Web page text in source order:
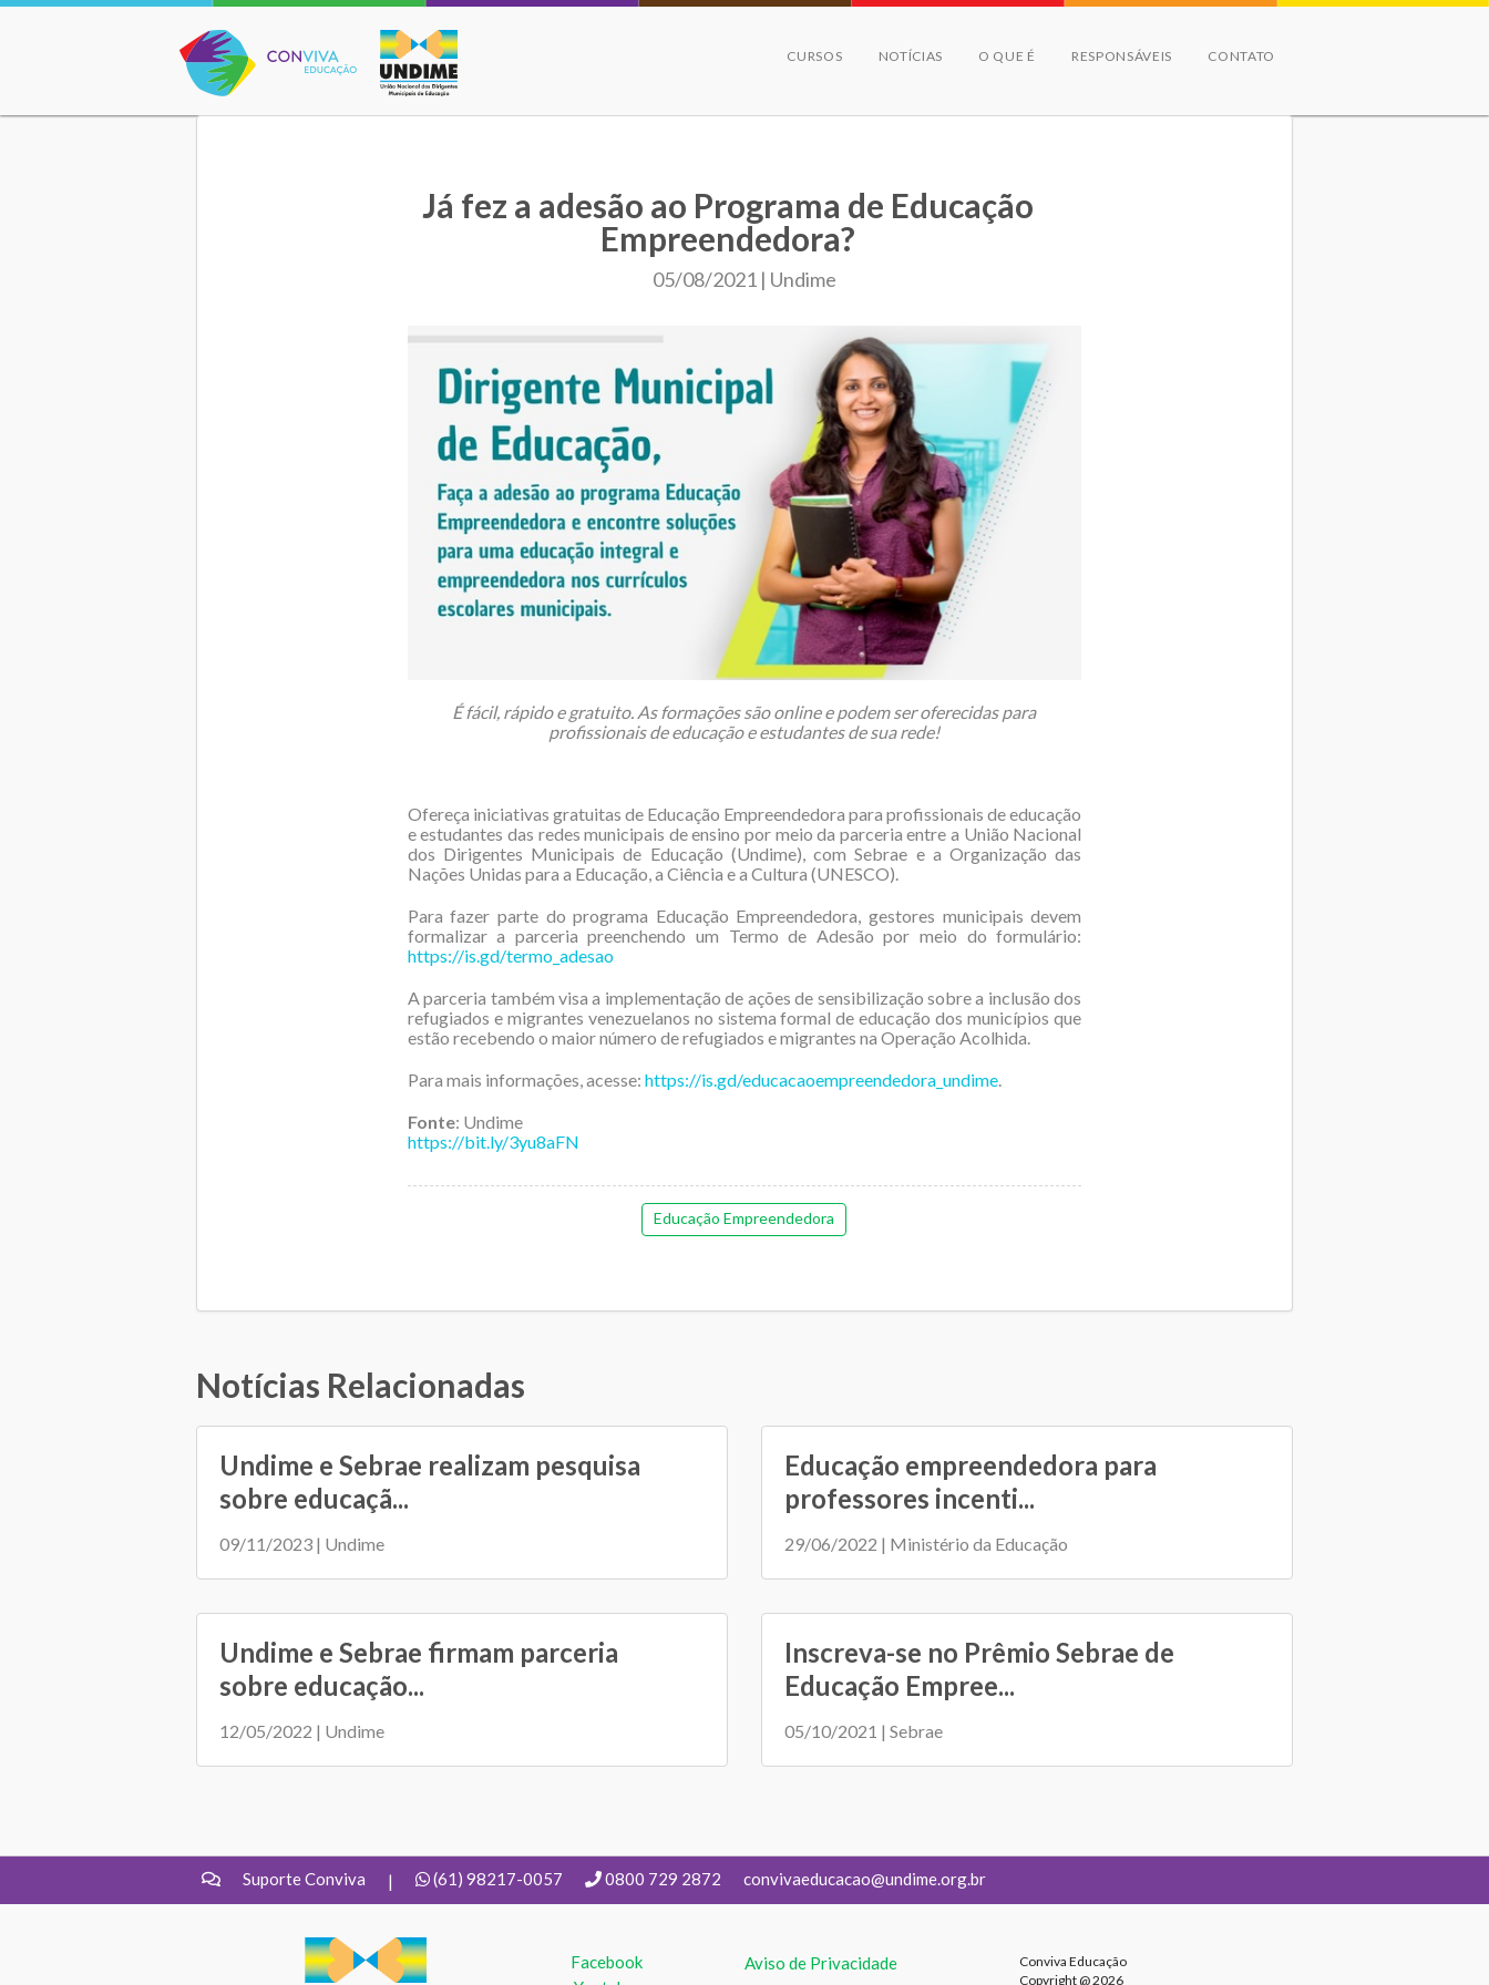
Conviva Educação
CURSOS NOTÍCIAS O QUE É RESPONSÁVEIS CONTATO
Já fez a adesão ao Programa de Educação
Empreendedora?
05/08/2021 | Undime
É fácil, rápido e gratuito. As formações são online e podem ser oferecidas para
profissionais de educação e estudantes de sua rede!
Ofereça iniciativas gratuitas de Educação Empreendedora para profissionais de educação
e estudantes das redes municipais de ensino por meio da parceria entre a União Nacional
dos Dirigentes Municipais de Educação (Undime), com Sebrae e a Organização das
Nações Unidas para a Educação, a Ciência e a Cultura (UNESCO).
Para fazer parte do programa Educação Empreendedora, gestores municipais devem
formalizar a parceria preenchendo um Termo de Adesão por meio do formulário:
https://is.gd/termo_adesao
A parceria também visa a implementação de ações de sensibilização sobre a inclusão dos
refugiados e migrantes venezuelanos no sistema formal de educação dos municípios que
estão recebendo o maior número de refugiados e migrantes na Operação Acolhida.
Para mais informações, acesse: https://is.gd/educacaoempreendedora_undime.
Fonte: Undime
https://bit.ly/3yu8aFN
Educação Empreendedora
Notícias Relacionadas
Undime e Sebrae realizam pesquisa
sobre educaçã...
09/11/2023 | Undime
Educação empreendedora para
professores incenti...
29/06/2022 | Ministério da Educação
Undime e Sebrae firmam parceria
sobre educação...
12/05/2022 | Undime
Inscreva-se no Prêmio Sebrae de
Educação Empree...
05/10/2021 | Sebrae
Suporte Conviva | (61) 98217-0057 0800 729 2872 convivaeducacao@undime.org.br
UNDIME
Facebook
Aviso de Privacidade
Conviva Educação
Copyright @ 2026